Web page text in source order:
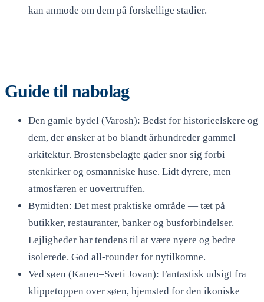
kan anmode om dem på forskellige stadier.
Guide til nabolag
Den gamle bydel (Varosh): Bedst for historieelskere og
dem, der ønsker at bo blandt århundreder gammel
arkitektur. Brostensbelagte gader snor sig forbi
stenkirker og osmanniske huse. Lidt dyrere, men
atmosfæren er uovertruffen.
Bymidten: Det mest praktiske område — tæt på
butikker, restauranter, banker og busforbindelser.
Lejligheder har tendens til at være nyere og bedre
isolerede. God all-rounder for nytilkomne.
Ved søen (Kaneo–Sveti Jovan): Fantastisk udsigt fra
klippetoppen over søen, hjemsted for den ikoniske